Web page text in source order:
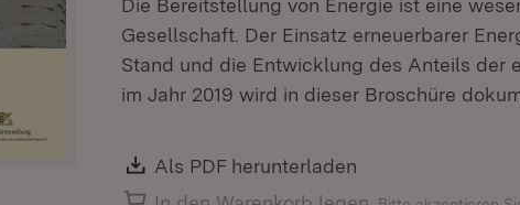
Die Bereitstellung von Energie ist eine
Gesellschaft. Der Einsatz erneuerbarer
Stand und die Entwicklung des Anteils der
im Jahr 2019 wird in dieser Broschüre
Download:
Als PDF herunterladen